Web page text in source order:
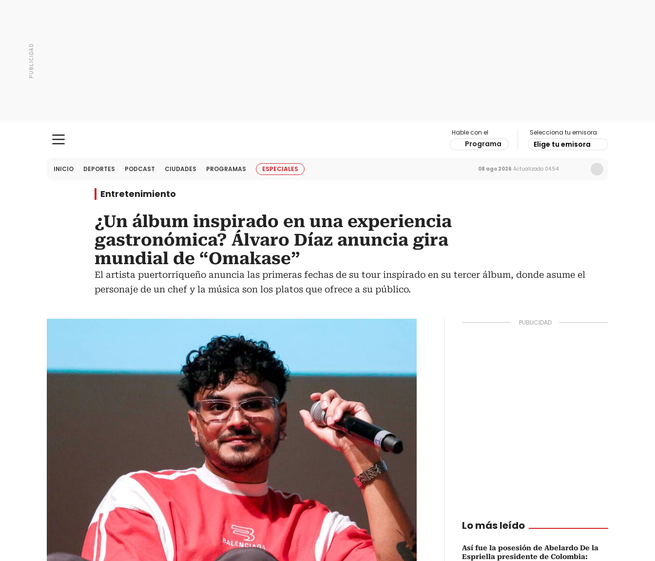
Hable con el
Programa
Selecciona tu emisora
Elige tu emisora
INICIO DEPORTES PODCAST CIUDADES PROGRAMAS ESPECIALES 08 ago 2026 Actualizado 04:54
Entretenimiento
¿Un álbum inspirado en una experiencia
gastronómica? Álvaro Díaz anuncia gira
mundial de “Omakase”
El artista puertorriqueño anuncia las primeras fechas de su tour inspirado en su tercer álbum, donde asume el
personaje de un chef y la música son los platos que ofrece a su público.
Lo más leído
Así fue la posesión de Abelardo De la
Espriella presidente de Colombia: